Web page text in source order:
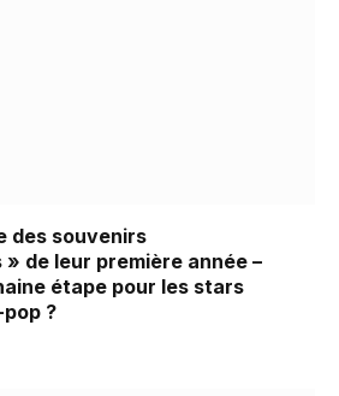
des souvenirs
de leur première année –
étape pour les stars
?